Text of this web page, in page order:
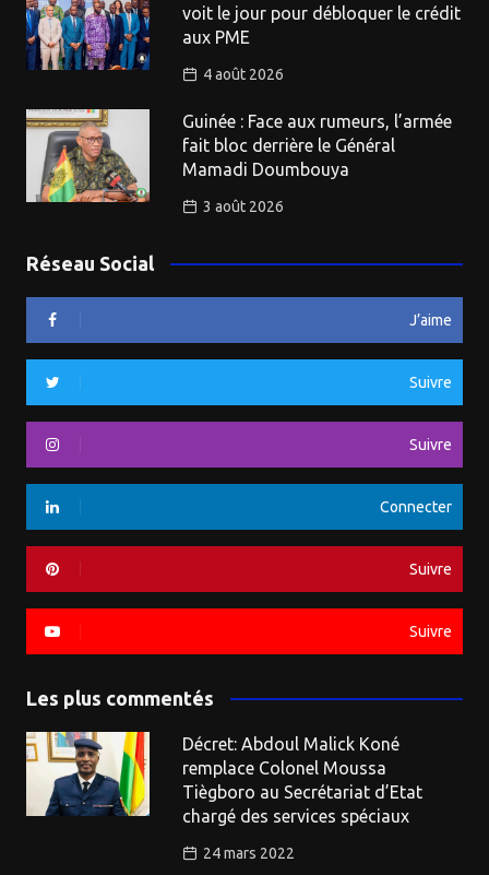
voit le jour pour débloquer le crédit
aux PME
4 août 2026
Guinée : Face aux rumeurs, l’armée
fait bloc derrière le Général
Mamadi Doumbouya
3 août 2026
Réseau Social
J’aime
Suivre
Suivre
Connecter
Suivre
Suivre
Les plus commentés
Décret: Abdoul Malick Koné
remplace Colonel Moussa
Tiègboro au Secrétariat d’Etat
chargé des services spéciaux
24 mars 2022